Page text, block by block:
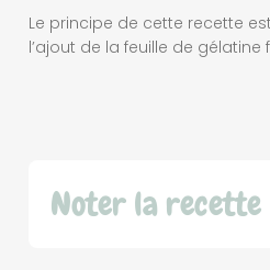
Le principe de cette recette
l’ajout de la feuille de gélatine
Noter la recette